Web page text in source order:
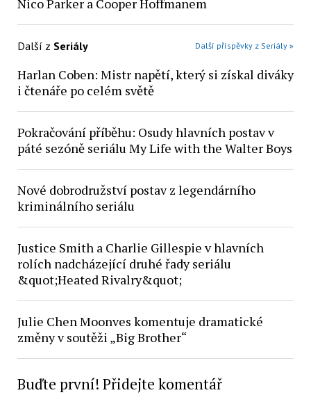
Nico Parker a Cooper Hoffmanem
Další z Seriály Další příspěvky z Seriály »
Harlan Coben: Mistr napětí, který si získal diváky
i čtenáře po celém světě
Pokračování příběhu: Osudy hlavních postav v
páté sezóně seriálu My Life with the Walter Boys
Nové dobrodružství postav z legendárního
kriminálního seriálu
Justice Smith a Charlie Gillespie v hlavních
rolích nadcházející druhé řady seriálu
&quot;Heated Rivalry&quot;
Julie Chen Moonves komentuje dramatické
změny v soutěži „Big Brother“
Buďte první! Přidejte komentář